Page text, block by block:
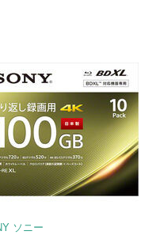
ソニー